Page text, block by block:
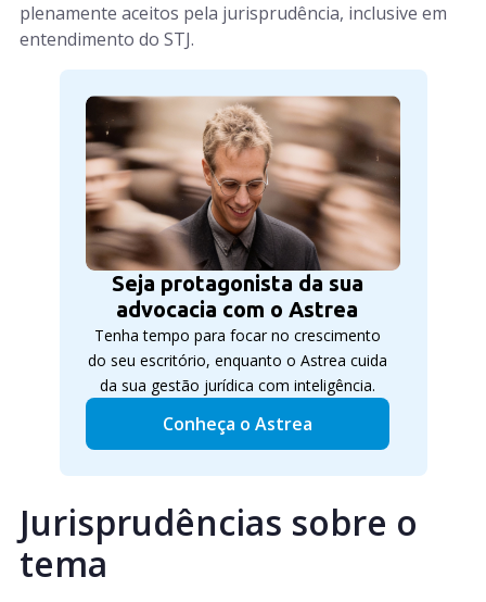
plenamente aceitos pela jurisprudência, inclusive em
entendimento do STJ.
Seja protagonista da sua
advocacia com o Astrea
Tenha tempo para focar no crescimento
do seu escritório, enquanto o Astrea cuida
da sua gestão jurídica com inteligência.
Conheça o Astrea
Jurisprudências sobre o
tema